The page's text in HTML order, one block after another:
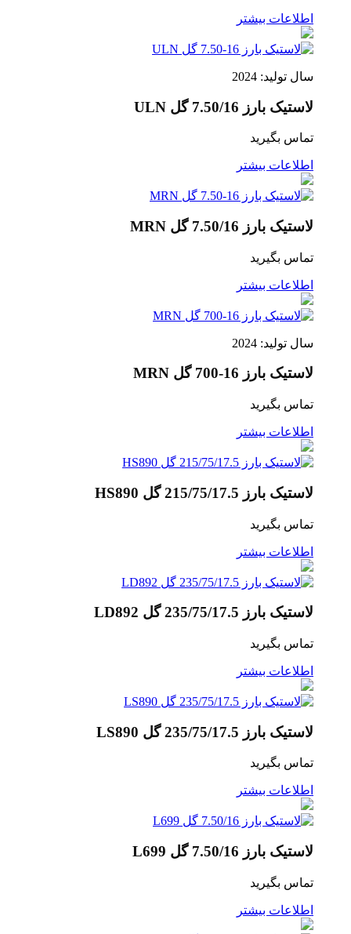
اطلاعات بیشتر
سال تولید: 2024
لاستیک بارز 7.50/16 گل ULN
تماس بگیرید
اطلاعات بیشتر
لاستیک بارز 7.50/16 گل MRN
تماس بگیرید
اطلاعات بیشتر
سال تولید: 2024
لاستیک بارز 16-700 گل MRN
تماس بگیرید
اطلاعات بیشتر
لاستیک بارز 215/75/17.5 گل HS890
تماس بگیرید
اطلاعات بیشتر
لاستیک بارز 235/75/17.5 گل LD892
تماس بگیرید
اطلاعات بیشتر
لاستیک بارز 235/75/17.5 گل LS890
تماس بگیرید
اطلاعات بیشتر
لاستیک بارز 7.50/16 گل L699
تماس بگیرید
اطلاعات بیشتر